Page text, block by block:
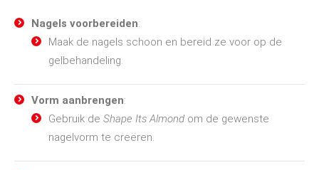
Nagels voorbereiden:
Maak de nagels schoon en bereid ze voor op de
gelbehandeling.
Vorm aanbrengen:
Gebruik de Shape Its Almond om de gewenste
nagelvorm te creëren.